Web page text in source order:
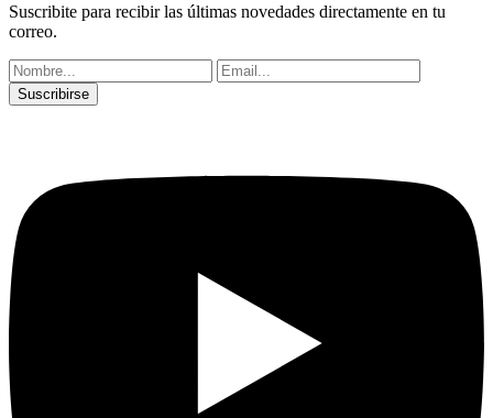
Suscribite para recibir las últimas novedades directamente en tu
correo.
Suscribirse